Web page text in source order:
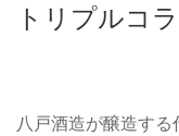
トリプルコ
八戸酒造が醸造す